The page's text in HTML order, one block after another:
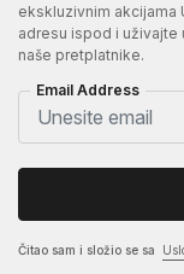
ekskluzivnim akcijama
adresu ispod i uživajte
naše pretplatnike.
Email Address
Čitao sam i složio se sa